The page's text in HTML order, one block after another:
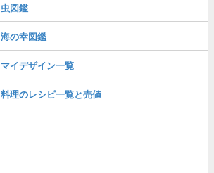
虫図鑑
海の幸図鑑
マイデザイン一覧
料理のレシピ一覧と売値